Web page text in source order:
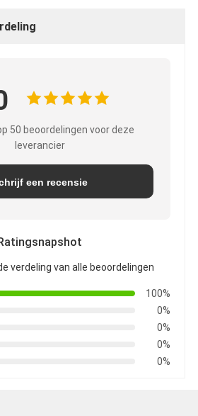
50 beoordelingen voor deze
leverancier
een recensie
Ratingsnapshot
verdeling van alle beoordelingen
100%
0%
0%
0%
0%